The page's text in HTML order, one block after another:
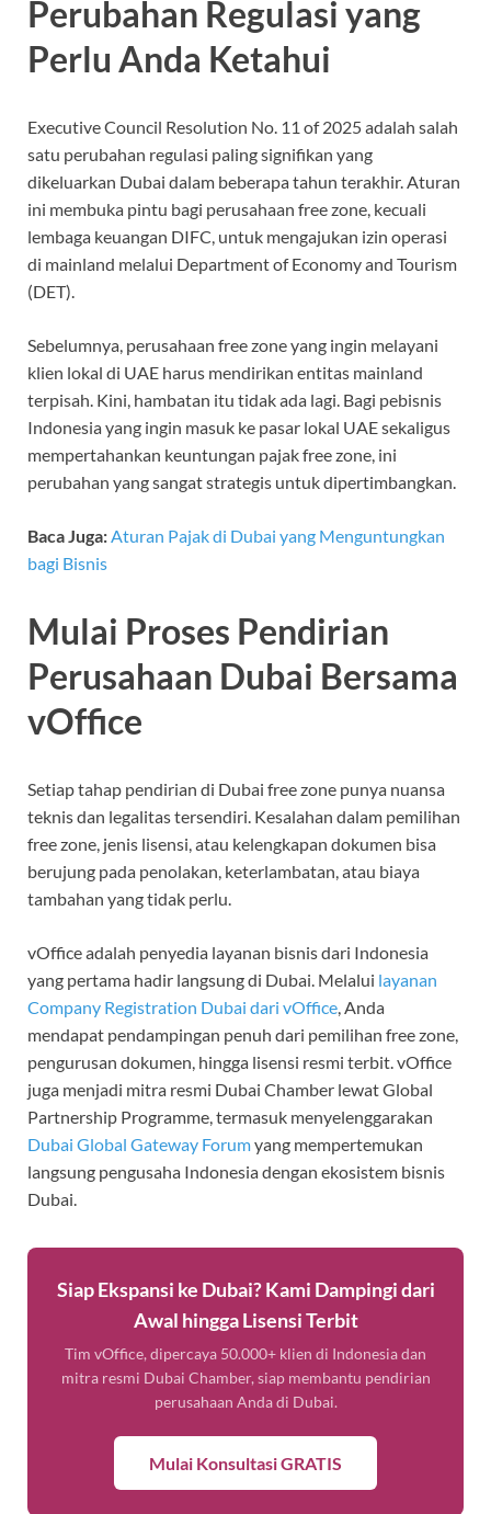
Perubahan Regulasi yang
Perlu Anda Ketahui
Executive Council Resolution No. 11 of 2025 adalah salah
satu perubahan regulasi paling signifikan yang
dikeluarkan Dubai dalam beberapa tahun terakhir. Aturan
ini membuka pintu bagi perusahaan free zone, kecuali
lembaga keuangan DIFC, untuk mengajukan izin operasi
di mainland melalui Department of Economy and Tourism
(DET).
Sebelumnya, perusahaan free zone yang ingin melayani
klien lokal di UAE harus mendirikan entitas mainland
terpisah. Kini, hambatan itu tidak ada lagi. Bagi pebisnis
Indonesia yang ingin masuk ke pasar lokal UAE sekaligus
mempertahankan keuntungan pajak free zone, ini
perubahan yang sangat strategis untuk dipertimbangkan.
Baca Juga:Aturan Pajak di Dubai yang Menguntungkan
bagi Bisnis
Mulai Proses Pendirian
Perusahaan Dubai Bersama
vOffice
Setiap tahap pendirian di Dubai free zone punya nuansa
teknis dan legalitas tersendiri. Kesalahan dalam pemilihan
free zone, jenis lisensi, atau kelengkapan dokumen bisa
berujung pada penolakan, keterlambatan, atau biaya
tambahan yang tidak perlu.
vOffice adalah penyedia layanan bisnis dari Indonesia
yang pertama hadir langsung di Dubai. Melalui layanan
Company Registration Dubai dari vOffice, Anda
mendapat pendampingan penuh dari pemilihan free zone,
pengurusan dokumen, hingga lisensi resmi terbit. vOffice
juga menjadi mitra resmi Dubai Chamber lewat Global
Partnership Programme, termasuk menyelenggarakan
Dubai Global Gateway Forumyang mempertemukan
langsung pengusaha Indonesia dengan ekosistem bisnis
Dubai.
Siap Ekspansi ke Dubai? Kami Dampingi dari
Awal hingga Lisensi Terbit
Tim vOffice, dipercaya 50.000+ klien di Indonesia dan
mitra resmi Dubai Chamber, siap membantu pendirian
perusahaan Anda di Dubai.
Mulai Konsultasi GRATIS